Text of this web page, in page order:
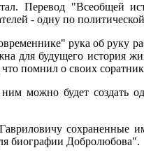
Перевод "Всеобщей
- одну по
рука об руку
для будущего история
помнил о своих
можно будет создать
сохраненные
биографии Добролюбова".